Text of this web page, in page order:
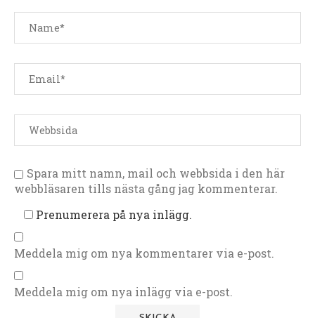
Spara mitt namn, mail och webbsida i den här
webbläsaren tills nästa gång jag kommenterar.
Prenumerera på nya inlägg.
Meddela mig om nya kommentarer via e-post.
Meddela mig om nya inlägg via e-post.